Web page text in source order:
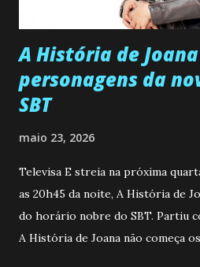
A História de
personagens da
SBT
maio 23, 2026
Televisa E streia na próxima
as 20h45 da noite, A História de
do horário nobre do SBT. Partiu
A História de Joana não começa